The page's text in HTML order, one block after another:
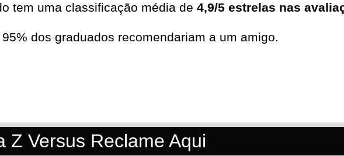
tem uma classificação média de 4,9/5 estrelas nas
95% dos graduados recomendariam a um amigo.
Z Versus Reclame Aqui